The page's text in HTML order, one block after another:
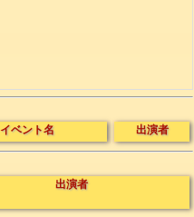
イベント名 出演者
出演者